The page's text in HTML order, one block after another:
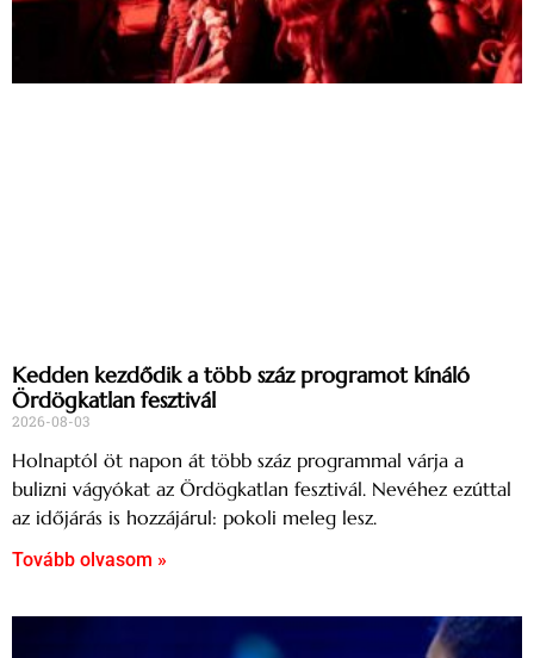
Kedden kezdődik a több száz programot kínáló
Ördögkatlan fesztivál
2026-08-03
Holnaptól öt napon át több száz programmal várja a
bulizni vágyókat az Ördögkatlan fesztivál. Nevéhez ezúttal
az időjárás is hozzájárul: pokoli meleg lesz.
Tovább olvasom »